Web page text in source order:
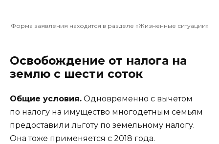
Форма заявления находится в разделе «Жизненные ситуации»
Освобождение от налога на
землю с шести соток
Общие условия. Одновременно с вычетом
по налогу на имущество многодетным семьям
предоставили льготу по земельному налогу.
Она тоже применяется с 2018 года.